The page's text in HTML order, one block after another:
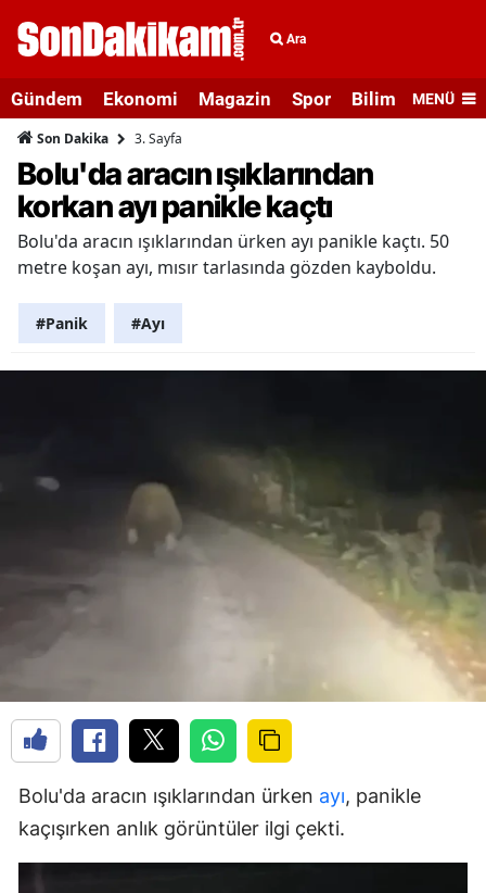
Ara
Gündem Ekonomi Magazin Spor Bilim veMENÜ
Son Dakika 3. Sayfa
Bolu'da aracın ışıklarından
korkan ayı panikle kaçtı
Bolu'da aracın ışıklarından ürken ayı panikle kaçtı. 50
metre koşan ayı, mısır tarlasında gözden kayboldu.
#Panik #Ayı
Bolu'da aracın ışıklarından ürken ayı, panikle
kaçışırken anlık görüntüler ilgi çekti.